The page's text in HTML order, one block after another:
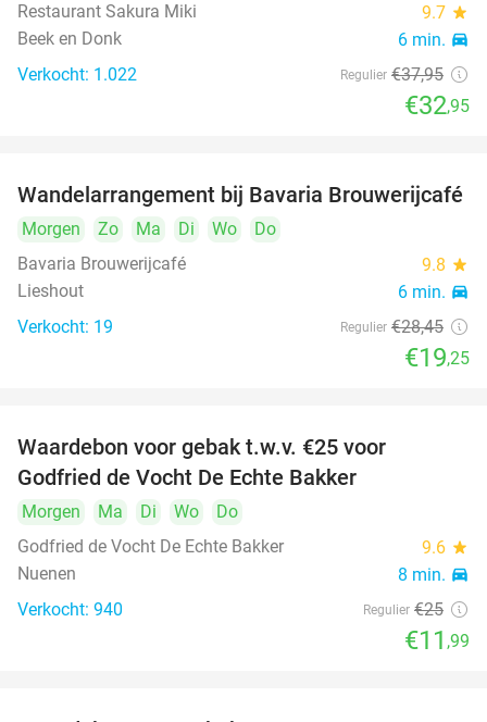
Restaurant Sakura Miki
9.7 star
Beek en Donk 6 min. directions_car
Verkocht: 1.022 Regulier €37,95
€32,95
32%
Wandelarrangement bij Bavaria Brouwerijcafé
Morgen Zo Ma Di Wo
Do
Bavaria Brouwerijcafé
9.8 star
Lieshout 6 min. directions_car
Verkocht: 19 Regulier €28,45
€19,25
Waardebon voor gebak t.w.v. €25 voor
Godfried de Vocht De Echte Bakker
Morgen Ma Di Wo
Do
Godfried de Vocht De Echte Bakker
9.6 star
Nuenen 8 min. directions_car
Verkocht: 940 Regulier €25
€11 ,99